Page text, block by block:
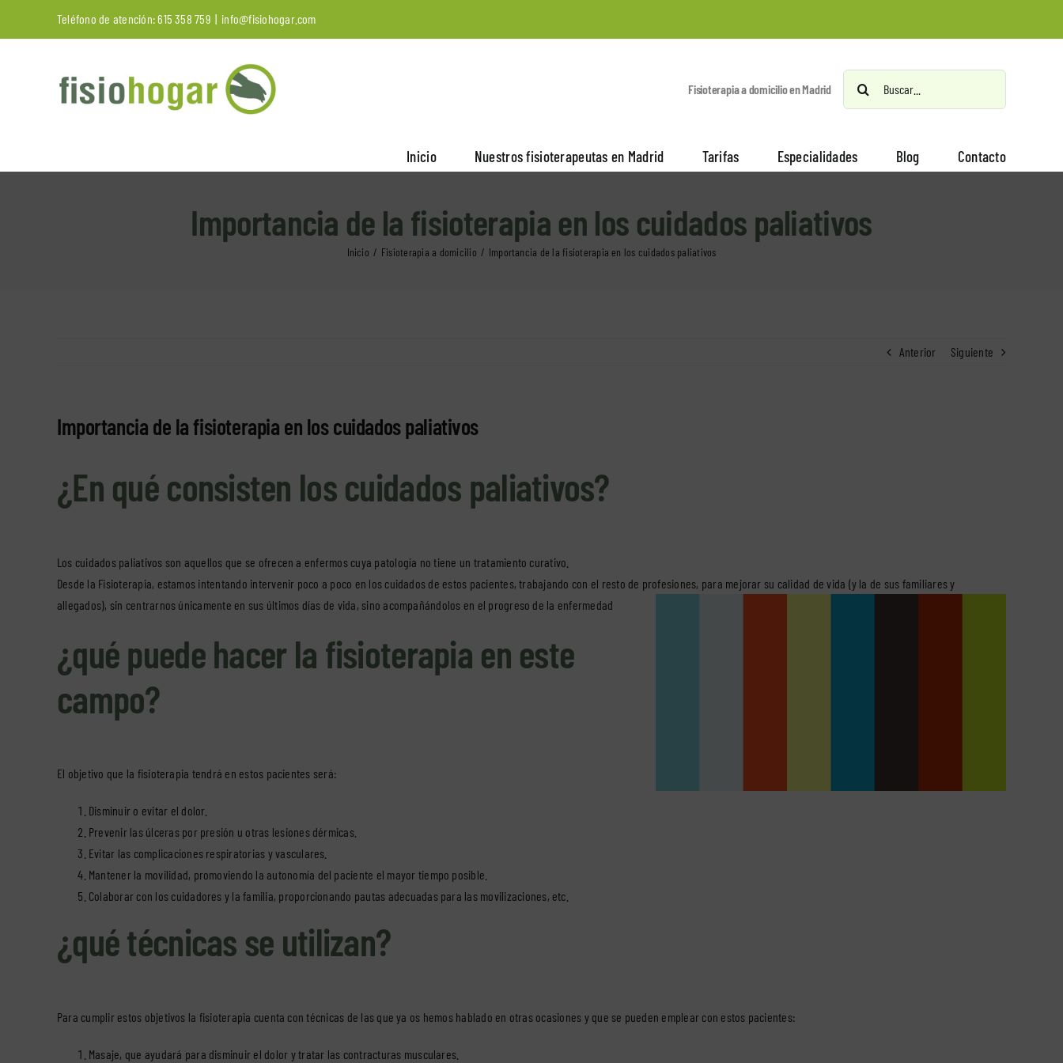
Teléfono de atención:615 358 759 | info@fisiohogar.com
Fisioterapia a domicilio en Madrid
Inicio Nuestros fisioterapeutas en Madrid Tarifas Especialidades Blog Contacto
Importancia de la fisioterapia en los cuidados paliativos
Inicio Fisioterapia a domicilio Importancia de la fisioterapia en los cuidados paliativos
Anterior Siguiente
Importancia de la fisioterapia en los cuidados paliativos
¿En qué consisten los cuidados paliativos?
Los cuidados paliativos son aquellos que se ofrecen a enfermos cuya patología no tiene un tratamiento curativo.
Desde la Fisioterapia, estamos intentando intervenir poco a poco en los cuidados de estos pacientes, trabajando con el resto de profesiones, para mejorar su calidad de vida (y la de sus familiares y
allegados), sin centrarnos únicamente en sus últimos días de vida, sino acompañándolos en el progreso de la enfermedad
¿qué puede hacer la fisioterapia en este
campo?
El objetivo que la fisioterapia tendrá en estos pacientes será:
Disminuir o evitar el dolor.
Prevenir las úlceras por presión u otras lesiones dérmicas.
Evitar las complicaciones respiratorias y vasculares.
Mantener la movilidad, promoviendo la autonomía del paciente el mayor tiempo posible.
Colaborar con los cuidadores y la familia, proporcionando pautas adecuadas para las movilizaciones, etc.
¿qué técnicas se utilizan?
Para cumplir estos objetivos la fisioterapia cuenta con técnicas de las que ya os hemos hablado en otras ocasiones y que se pueden emplear con estos pacientes:
Masaje, que ayudará para disminuir el dolor y tratar las contracturas musculares.